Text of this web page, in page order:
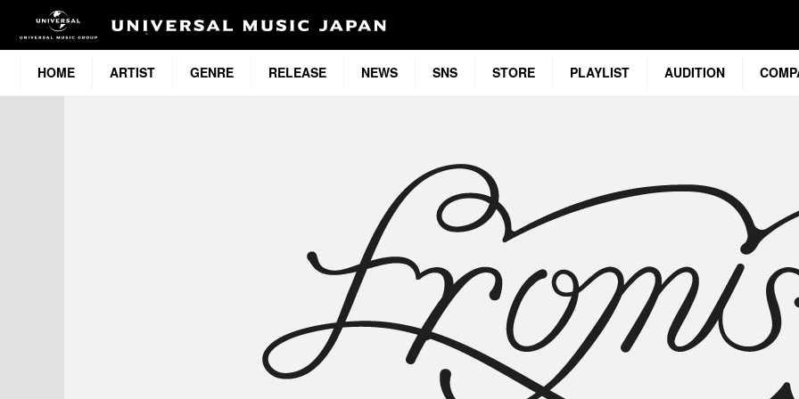
HOME ARTIST GENRE RELEASE NEWS SNS STORE PLAYLIST AUDITION